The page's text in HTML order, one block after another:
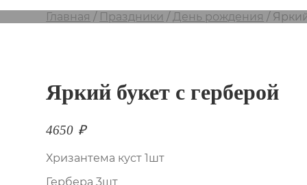
Главная / Праздники / День рождения /
Яркий букет с герберой
4650 ₽
Хризантема куст 1шт
Гербера 3шт